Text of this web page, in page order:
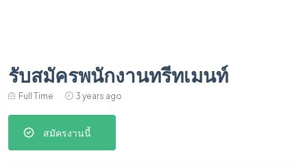
รับสมัครพนักงานทรีทเมนท์
Full Time 3 years ago
สมัครงานนี้